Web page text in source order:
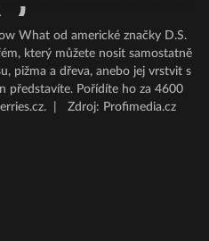
What od americké značky D.S.
který můžete nosit samostatně
pižma a dřeva, anebo jej vrstvit s
představíte. Pořídíte ho za 4600
Zdroj: Profimedia.cz